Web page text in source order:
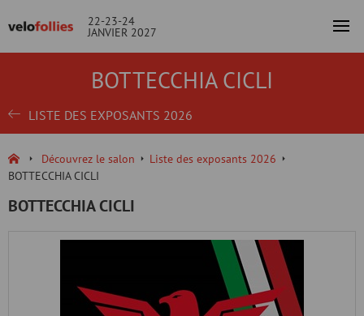
22-23-24
JANVIER 2027
BOTTECCHIA CICLI
LISTE DES EXPOSANTS 2026
Découvrez le salon
Liste des exposants 2026
BOTTECCHIA CICLI
BOTTECCHIA CICLI